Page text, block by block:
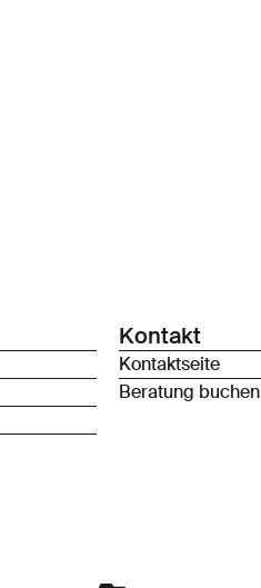
Kontakt
Kontaktseite
Beratung buchen